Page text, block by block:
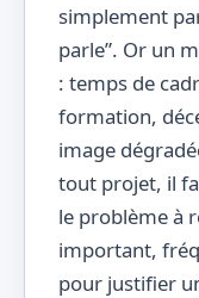
simplement
parle”. Or un
: temps de
formation,
image
tout projet, il
le problème à
important,
pour justifier